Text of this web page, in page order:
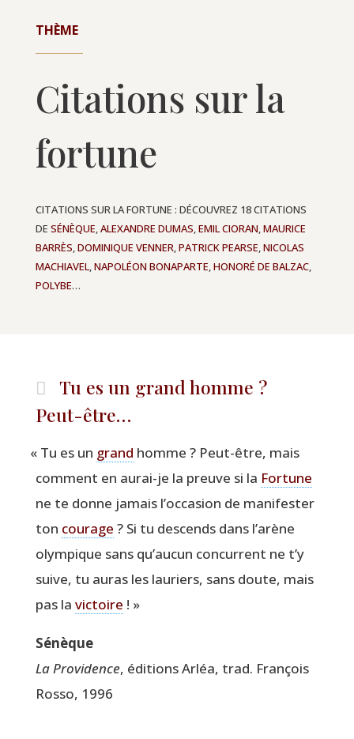
THÈME
Citations sur la
fortune
CITATIONS SUR LA FORTUNE : DÉCOUVREZ 18 CITATIONS
DE SÉNÈQUE,ALEXANDRE DUMAS,EMIL CIORAN,MAURICE
BARRÈS,DOMINIQUE VENNER,PATRICK PEARSE,NICOLAS
MACHIAVEL,NAPOLÉON BONAPARTE,HONORÉ DE BALZAC,
POLYBE…
Tu es un grand homme ?
Peut-être…
« Tu es un grand homme ? Peut-être, mais
com­ment en aurai-je la preuve si la For­tune
ne te donne jamais l’occasion de mani­fes­ter
ton cou­rage ? Si tu des­cends dans l’arène
olym­pique sans qu’aucun concur­rent ne t’y
suive, tu auras les lau­riers, sans doute, mais
pas la vic­toire ! »
Sénèque
La Pro­vi­dence, édi­tions Arléa, trad. Fran­çois
Ros­so, 1996